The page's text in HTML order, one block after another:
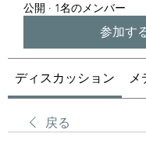
公開 · 1名のメンバー
参加す
ディスカッション メ
戻る